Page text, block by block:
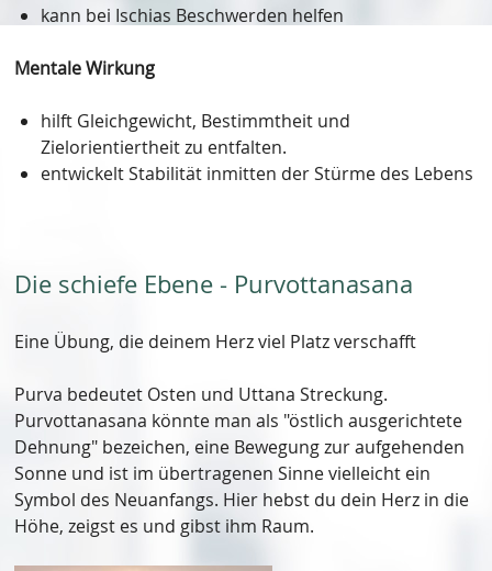
kann bei Ischias Beschwerden helfen
Mentale Wirkung
hilft Gleichgewicht, Bestimmtheit und
Zielorientiertheit zu entfalten.
entwickelt Stabilität inmitten der Stürme des Lebens
Die schiefe Ebene - Purvottanasana
Eine Übung, die deinem Herz viel Platz verschafft
Purva bedeutet Osten und Uttana Streckung.
Purvottanasana könnte man als "östlich ausgerichtete
Dehnung" bezeichen, eine Bewegung zur aufgehenden
Sonne und ist im übertragenen Sinne vielleicht ein
Symbol des Neuanfangs. Hier hebst du dein Herz in die
Höhe, zeigst es und gibst ihm Raum.